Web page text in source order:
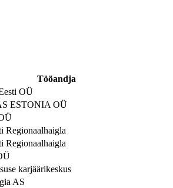
Tööandja
OÜ
ESTONIA OÜ
Regionaalhaigla
Regionaalhaigla
karjäärikeskus
AS